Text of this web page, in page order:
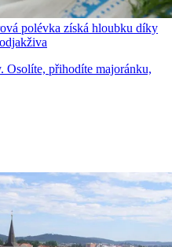
polévka získá hloubku díky
Osolíte, přihodíte majoránku,